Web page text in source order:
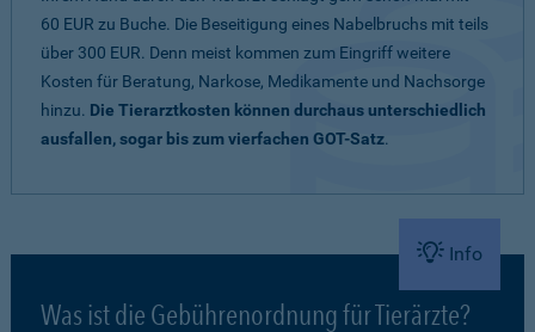
60 EUR zu Buche. Die Beseitigung eines Nabelbruchs mit teils
über 300 EUR. Denn meist kommen zum Eingriff weitere
Kosten für Beratung, Narkose, Medikamente und Nachsorge
hinzu. Die Tierarztkosten können durchaus unterschiedlich
ausfallen, sogar bis zum vierfachen GOT-Satz.
Info
Was ist die Gebührenordnung für Tierärzte?